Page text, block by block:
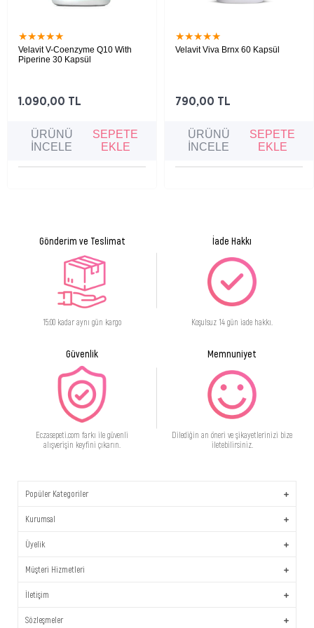
★★★★★
Velavit V-Coenzyme Q10 With
Piperine 30 Kapsül
sağlayan takviye edici gıda.
1.090,00 TL
ÜRÜNÜ
İNCELE
SEPETE
EKLE
★★★★★
Velavit Viva Brnx 60 Kapsül
790,00 TL
ÜRÜNÜ
İNCELE
SEPETE
EKLE
Gönderim ve Teslimat
15:00 kadar aynı gün kargo
İade Hakkı
Koşulsuz 14 gün iade hakkı.
Güvenlik
Eczasepeti.com farkı ile güvenli
alışverişin keyfini çıkarın.
Memnuniyet
Dilediğin an öneri ve şikayetlerinizi bize
iletebilirsiniz.
Popüler Kategoriler
Kurumsal
Üyelik
Müşteri Hizmetleri
İletişim
Sözleşmeler